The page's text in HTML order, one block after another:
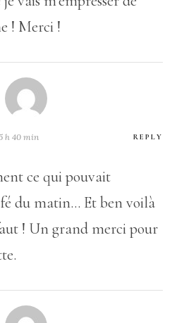
! Merci !
h 40 min REPLY
ce qui pouvait
du matin… Et ben voilà
! Un grand merci pour